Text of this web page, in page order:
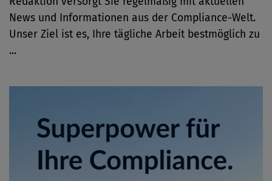
News und Informationen aus der Compliance-Welt.
Unser Ziel ist es, Ihre tägliche Arbeit bestmöglich zu
...